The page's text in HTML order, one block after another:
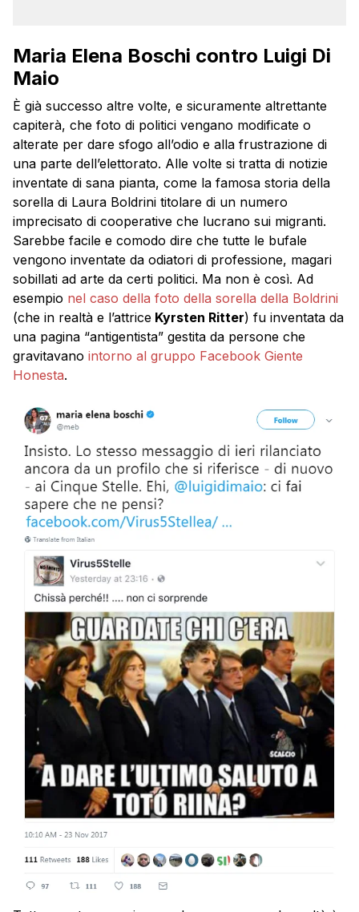
Maria Elena Boschi contro Luigi Di
Maio
È già successo altre volte, e sicuramente altrettante
capiterà, che foto di politici vengano modificate o
alterate per dare sfogo all’odio e alla frustrazione di
una parte dell’elettorato. Alle volte si tratta di notizie
inventate di sana pianta, come la famosa storia della
sorella di Laura Boldrini titolare di un numero
imprecisato di cooperative che lucrano sui migranti.
Sarebbe facile e comodo dire che tutte le bufale
vengono inventate da odiatori di professione, magari
sobillati ad arte da certi politici. Ma non è così. Ad
esempio nel caso della foto della sorella della Boldrini
(che in realtà e l’attrice Kyrsten Ritter) fu inventata da
una pagina “antigentista” gestita da persone che
gravitavano intorno al gruppo Facebook Giente
Honesta.